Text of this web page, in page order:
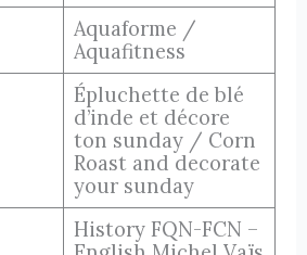
Aquaforme /
Aquafitness
Épluchette de blé
d’inde et décore
ton sunday / Corn
Roast and decorate
your sunday
History FQN-FCN –